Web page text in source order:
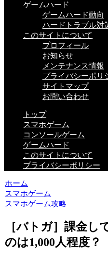
ゲームハード
ゲームハード動向
ハードトラブル対
このサイトについて
プロフィール
お知らせ
メンテナンス情報
プライバシーポリ
サイトマップ
お問い合わせ
トップ
スマホゲーム
コンソールゲーム
ゲームハード
このサイトについて
プライバシーポリシー
ホーム
スマホゲーム
スマホゲーム攻略
［バトガ］課金し
のは1,000人程度？